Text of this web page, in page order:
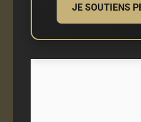
JE SOUTIENS